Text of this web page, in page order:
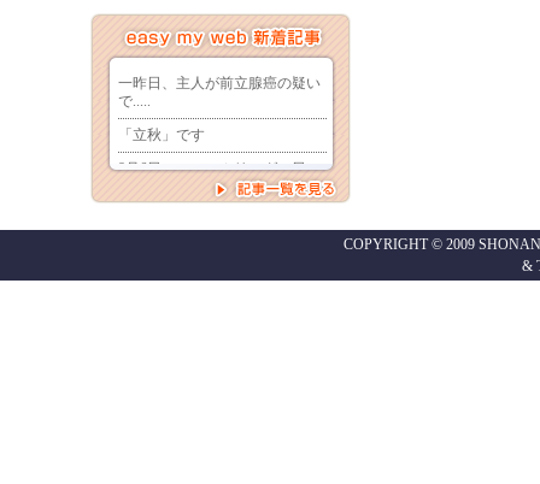
COPYRIGHT © 2009
&